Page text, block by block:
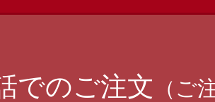
でのご注文 （ご